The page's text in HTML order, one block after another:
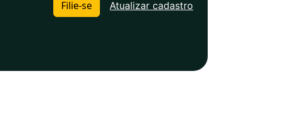
Filie-se Atualizar cadastro